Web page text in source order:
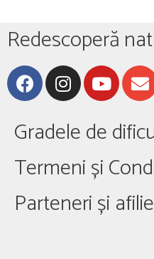
Redescoperă
Gradele de
Termeni și
Parteneri și